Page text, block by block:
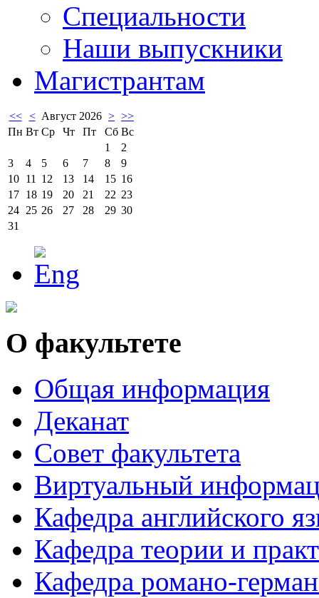
Специальности
Наши выпускники
Магистрантам
<< < Август 2026 > >>
Пн Вт Ср Чт Пт Сб Вс
1
2
3
4 5 6 7 8
9
10 11 12 13 14 15 16
17 18 19 20 21 22 23
24 25 26 27 28 29 30
31
О факультете
Общая информация
Деканат
Совет факультета
Виртуальный
Кафедра английского
Кафедра теории и
Кафедра романо-